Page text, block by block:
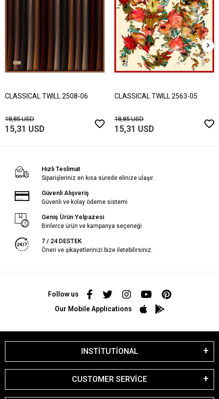
CLASSICAL TWILL 2508-06
18,85 USD
15,31 USD
CLASSICAL TWILL 2563-05
18,85 USD
15,31 USD
Hızlı Teslimat
Siparişleriniz en kısa sürede elinize ulaşır.
Güvenli Alışveriş
Güvenli ve kolay ödeme sistemi
Geniş Ürün Yelpazesi
Binlerce ürün ve kampanya seçeneği
7 / 24 DESTEK
Öneri ve şikayetlerinizi bize iletebilirsiniz.
Follow us
Our Mobile Applications
INSTİTUTİONAL
CUSTOMER SERVİCE